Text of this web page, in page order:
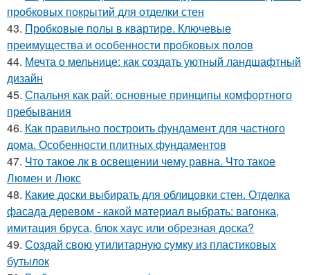
пробковых покрытий для отделки стен
43. Пробковые полы в квартире. Ключевые
преимущества и особенности пробковых полов
44. Мечта о мельнице: как создать уютный ландшафтный
дизайн
45. Спальня как рай: основные принципы комфортного
пребывания
46. Как правильно построить фундамент для частного
дома. Особенности плитных фундаментов
47. Что такое лк в освещении чему равна. Что такое
Люмен и Люкс
48. Какие доски выбирать для облицовки стен. Отделка
фасада деревом - какой материал выбрать: вагонка,
имитация бруса, блок хаус или обрезная доска?
49. Создай свою утилитарную сумку из пластиковых
бутылок